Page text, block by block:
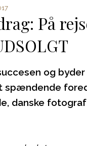
På
og
spændende
danske